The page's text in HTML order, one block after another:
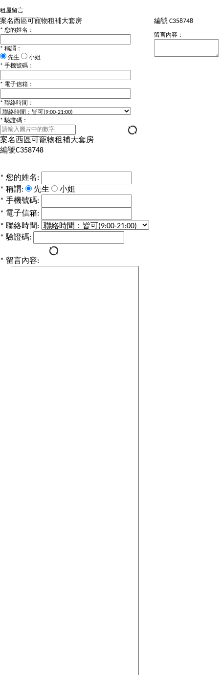
租屋留言
案名 西區可寵物租補大套房 編號 C358748
* 您的姓名：
* 稱謂：
先生
小姐
* 手機號碼：
* 電子信箱：
* 聯絡時間：
* 驗證碼：
留言內容：
案名西區可寵物租補大套房
編號C358748
* 您的姓名:
* 稱謂: 先生
小姐
* 手機號碼:
* 電子信箱:
* 聯絡時間:
* 驗證碼:
* 留言內容: